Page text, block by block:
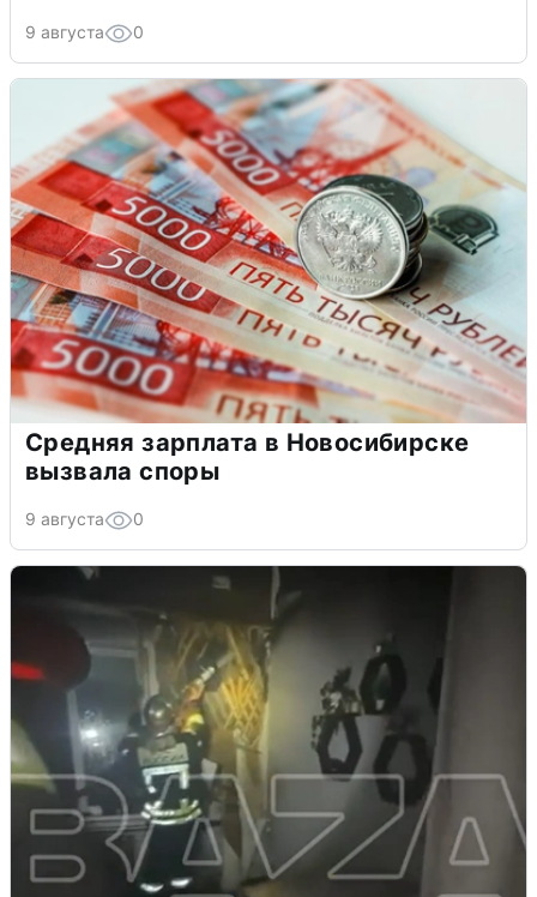
9 августа 0
Средняя зарплата в Новосибирске
вызвала споры
9 августа 0